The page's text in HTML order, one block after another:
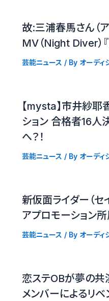
故:三浦春馬さん（
MV（Night Diver）
芸能ニュース / By オーディ
【mysta】市井紗耶
ション 合格者16
へ？！
芸能ニュース / By オーディ
新仮面ライダー（セ
アプロモーション
芸能ニュース / By オーディ
恋ステOBが夢の共
メンバーによるリ